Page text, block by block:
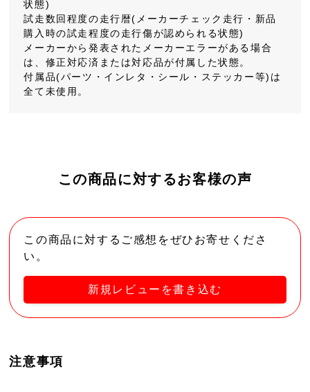
状態)
試走数回程度の走行暦(メーカーチェック走行・新品
購入時の試走程度の走行傷が認められる状態)
メーカーから発表されたメーカーエラーがある場合
は、修正対応済または対応品が付属した状態。
付属品(パーツ・インレタ・シール・ステッカー等)は
全て未使用。
この商品に対するお客様の声
この商品に対するご感想をぜひお寄せくださ
い。
新規レビューを書き込む
注意事項